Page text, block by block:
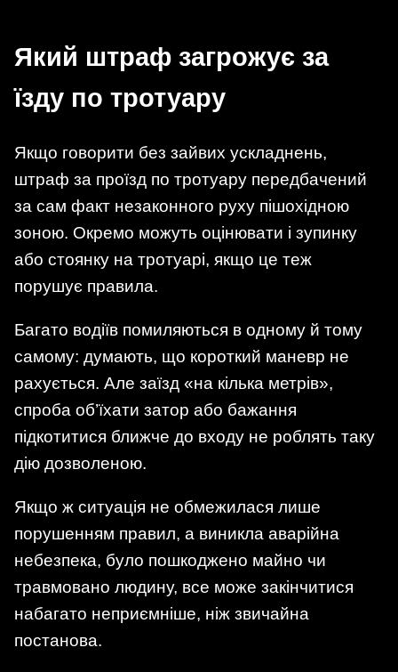
Який штраф загрожує за
їзду по тротуару
Якщо говорити без зайвих ускладнень,
штраф за проїзд по тротуару передбачений
за сам факт незаконного руху пішохідною
зоною. Окремо можуть оцінювати і зупинку
або стоянку на тротуарі, якщо це теж
порушує правила.
Багато водіїв помиляються в одному й тому
самому: думають, що короткий маневр не
рахується. Але заїзд «на кілька метрів»,
спроба об’їхати затор або бажання
підкотитися ближче до входу не роблять таку
дію дозволеною.
Якщо ж ситуація не обмежилася лише
порушенням правил, а виникла аварійна
небезпека, було пошкоджено майно чи
травмовано людину, все може закінчитися
набагато неприємніше, ніж звичайна
постанова.